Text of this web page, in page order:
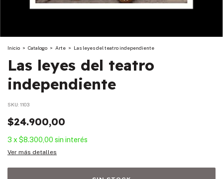
Inicio > Catalogo > Arte > Las leyes del teatro independiente
Las leyes del teatro
independiente
SKU: 1103
$24.900,00
3 x $8.300,00 sin interés
Ver más detalles